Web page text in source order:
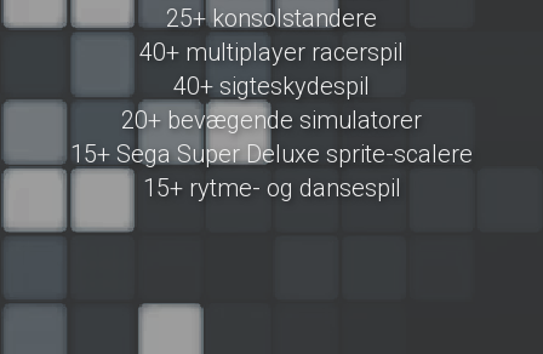
25+ konsolstandere
40+ multiplayer racerspil
40+ sigteskydespil
20+ bevægende simulatorer
15+ Sega Super Deluxe sprite-scalere
15+ rytme- og dansespil